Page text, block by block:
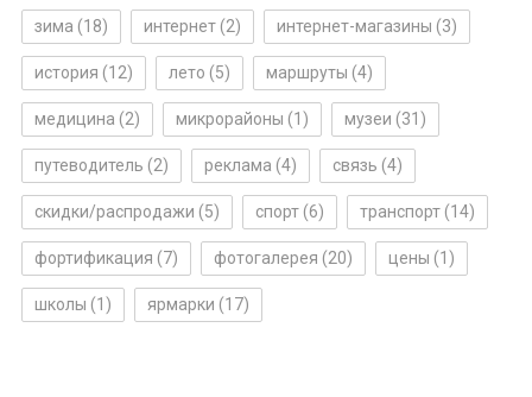
зима (18) интернет(2) интернет-магазины (3)
история (12) лето (5) маршруты (4)
медицина (2) микрорайоны (1) музеи (31)
путеводитель (2) реклама (4) связь (4)
скидки/распродажи (5) спорт(6) транспорт(14)
фортификация (7) фотогалерея (20) цены (1)
школы (1) ярмарки (17)